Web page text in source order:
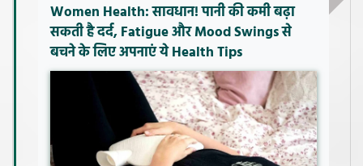
Women Health: सावधान! पानी की कमी बढ़ा
सकती है दर्द, Fatigue और Mood Swings से
बचने के लिए अपनाएं ये Health Tips